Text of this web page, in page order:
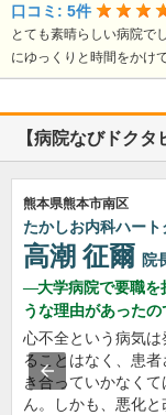
口コミ: 5件
とても素晴らしい病院で
にゆっくりと時間をかけ
【病院なびドク
熊本県熊本市南区
たかしお内科ハート
高潮 征爾 院
大学病院で要職を
うな理由があった
心不全という病気
ることはなく、患
き合っていかなく
ん。しかも、悪化と